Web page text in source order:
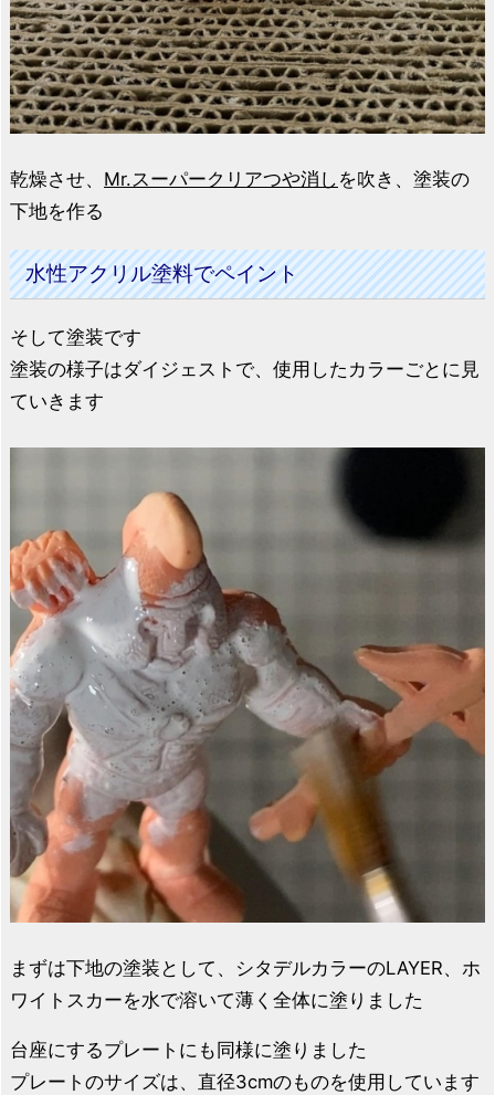
乾燥させ、 Mr.スーパークリアつや消し を吹き、塗装の
下地を作る
水性アクリル塗料でペイント
そして塗装です
塗装の様子はダイジェストで、使用したカラーごとに見
ていきます
まずは下地の塗装として、シタデルカラーのLAYER、ホ
ワイトスカーを水で溶いて薄く全体に塗りました
台座にするプレートにも同様に塗りました
プレートのサイズは、直径3cmのものを使用しています